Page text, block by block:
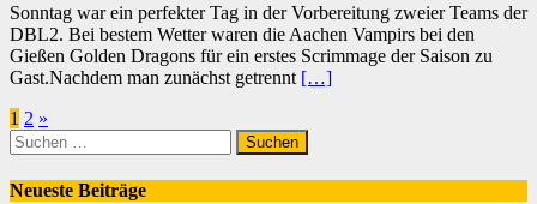
Sonntag war ein perfekter Tag in der Vorbereitung zweier Teams der
DBL2. Bei bestem Wetter waren die Aachen Vampirs bei den
Gießen Golden Dragons für ein erstes Scrimmage der Saison zu
Gast.Nachdem man zunächst getrennt […]
Seitennummerierung
der
Beiträge
1 2 »
Suchen
nach:
Neueste Beiträge